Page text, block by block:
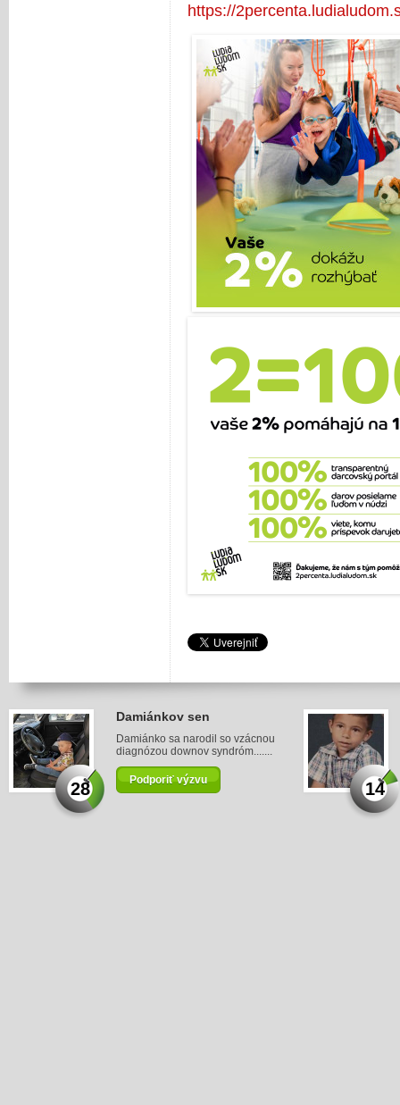
https://
28
Damiánkov sen
Damiánko sa narodil so vzácnou
diagnózou downov syndróm.......
Podporiť výzvu 14